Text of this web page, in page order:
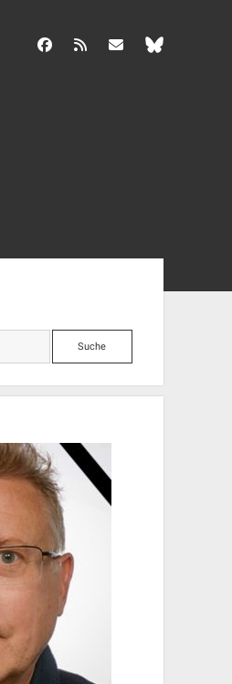
facebook info@aida-archiv.de
Suche